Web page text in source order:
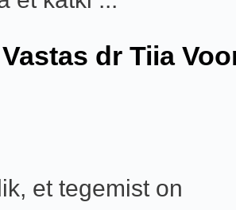
Vastas dr Tiia
et tegemist on